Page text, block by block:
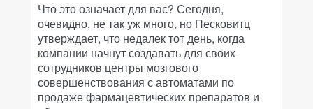
Что это означает для вас? Сегодня,
очевидно, не так уж много, но Песковитц
утверждает, что недалек тот день, когда
компании начнут создавать для своих
сотрудников центры мозгового
совершенствования с автоматами по
продаже фармацевтических препаратов и